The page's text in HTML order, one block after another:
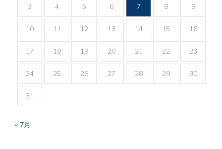
3 4 5 6 7 8 9
10 11 12 13 14 15 16
17 18 19 20 21 22 23
24 25 26 27 28 29 30
31
« 7月